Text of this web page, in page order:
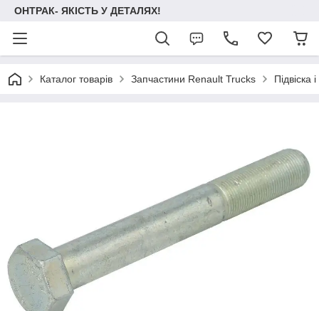
ОНТРАК- ЯКІСТЬ У ДЕТАЛЯХ!
Каталог товарів Запчастини Renault Trucks Підвіска